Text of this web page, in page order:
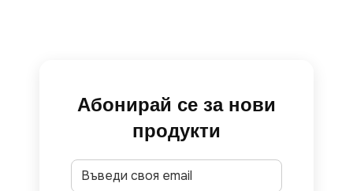
Абонирай се за нови
продукти